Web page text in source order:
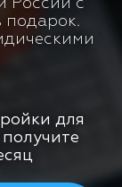
России с
подарок.
для